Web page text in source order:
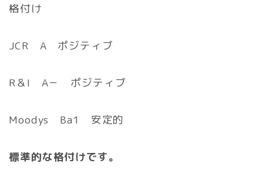
格付け
JCR A ポジティブ
R＆I A－ ポジティブ
Moodys Ba1 安定的
標準的な格付けです。